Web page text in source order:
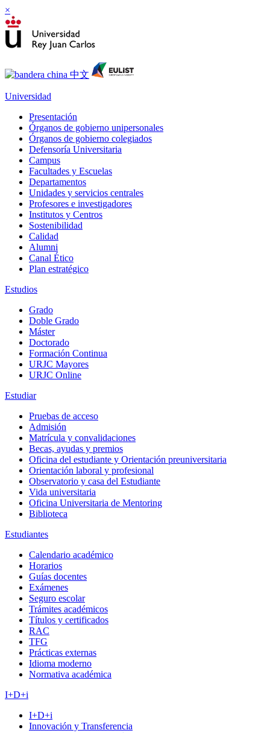
×
Universidad
Presentación
Órganos de gobierno unipersonales
Órganos de gobierno colegiados
Defensoría Universitaria
Campus
Facultades y Escuelas
Departamentos
Unidades y servicios centrales
Profesores e investigadores
Institutos y Centros
Sostenibilidad
Calidad
Alumni
Canal Ético
Plan estratégico
Estudios
Grado
Doble Grado
Máster
Doctorado
Formación Continua
URJC Mayores
URJC Online
Estudiar
Pruebas de acceso
Admisión
Matrícula y convalidaciones
Becas, ayudas y premios
Oficina del estudiante y Orientación preuniversitaria
Orientación laboral y profesional
Observatorio y casa del Estudiante
Vida universitaria
Oficina Universitaria de Mentoring
Biblioteca
Estudiantes
Calendario académico
Horarios
Guías docentes
Exámenes
Seguro escolar
Trámites académicos
Títulos y certificados
RAC
TFG
Prácticas externas
Idioma moderno
Normativa académica
I+D+i
I+D+i
Innovación y Transferencia